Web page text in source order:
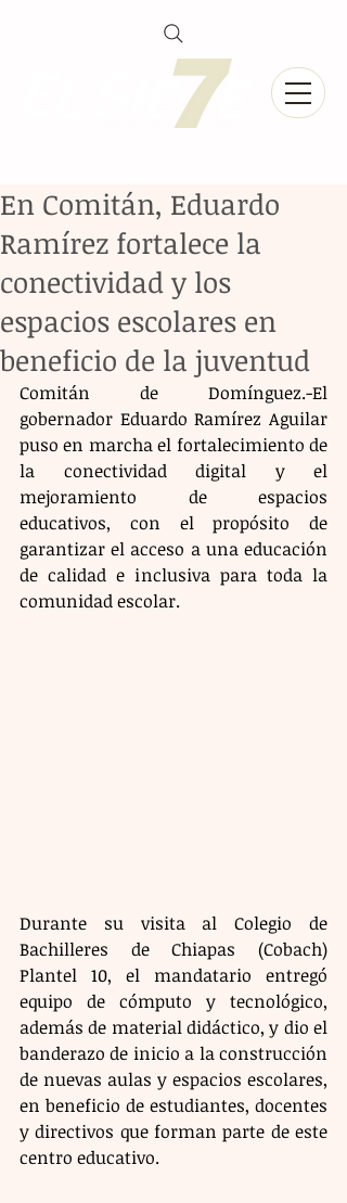
En Comitán, Eduardo
Ramírez fortalece la
conectividad y los
espacios escolares en
beneficio de la juventud
Comitán de Domínguez.-El
gobernador Eduardo Ramírez Aguilar
puso en marcha el fortalecimiento de
la conectividad digital y el
mejoramiento de espacios
educativos, con el propósito de
garantizar el acceso a una educación
de calidad e inclusiva para toda la
comunidad escolar.
Durante su visita al Colegio de
Bachilleres de Chiapas (Cobach)
Plantel 10, el mandatario entregó
equipo de cómputo y tecnológico,
además de material didáctico, y dio el
banderazo de inicio a la construcción
de nuevas aulas y espacios escolares,
en beneficio de estudiantes, docentes
y directivos que forman parte de este
centro educativo.